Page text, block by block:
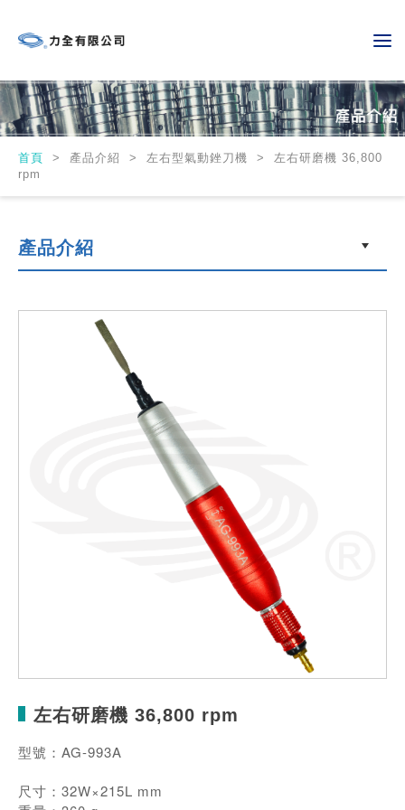
首頁 > 產品介紹 > 左右型氣動銼刀機 > 左右研磨機 36,800
rpm
產品介紹
左右研磨機 36,800 rpm
型號：AG-993A
尺寸：32W×215L mm